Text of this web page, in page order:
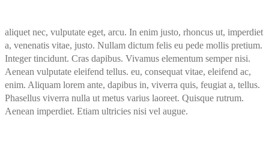
aliquet nec, vulputate eget, arcu. In enim justo, rhoncus ut, imperdiet
a, venenatis vitae, justo. Nullam dictum felis eu pede mollis pretium.
Integer tincidunt. Cras dapibus. Vivamus elementum semper nisi.
Aenean vulputate eleifend tellus. eu, consequat vitae, eleifend ac,
enim. Aliquam lorem ante, dapibus in, viverra quis, feugiat a, tellus.
Phasellus viverra nulla ut metus varius laoreet. Quisque rutrum.
Aenean imperdiet. Etiam ultricies nisi vel augue.